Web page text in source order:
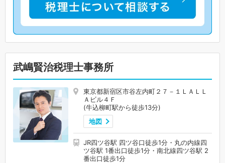
武嶋賢治税理士事務所
東京都新宿区市谷左内町２７－１ＬＡＬＬ
Ａビル４Ｆ
(牛込柳町駅から徒歩13分)
地図
JR四ツ谷駅 四ツ谷口徒歩1分・丸の内線四
ツ谷駅 1番出口徒歩1分・南北線四ツ谷駅 2
番出口徒歩1分